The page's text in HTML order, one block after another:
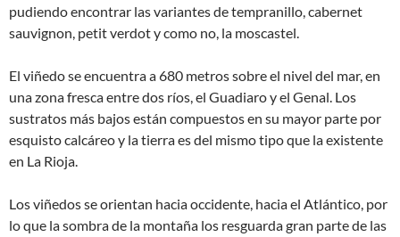
pudiendo encontrar las variantes de tempranillo, cabernet
sauvignon, petit verdot y como no, la moscastel.
El viñedo se encuentra a 680 metros sobre el nivel del mar, en
una zona fresca entre dos ríos, el Guadiaro y el Genal. Los
sustratos más bajos están compuestos en su mayor parte por
esquisto calcáreo y la tierra es del mismo tipo que la existente
en La Rioja.
Los viñedos se orientan hacia occidente, hacia el Atlántico, por
lo que la sombra de la montaña los resguarda gran parte de las